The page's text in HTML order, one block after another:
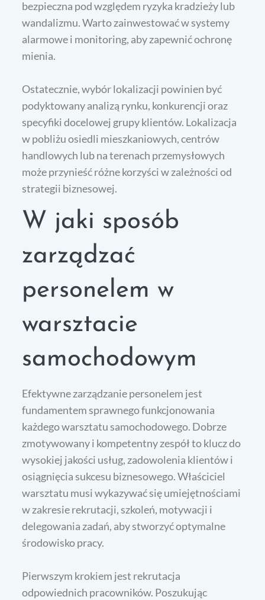
bezpieczna pod względem ryzyka kradzieży lub
wandalizmu. Warto zainwestować w systemy
alarmowe i monitoring, aby zapewnić ochronę
mienia.
Ostatecznie, wybór lokalizacji powinien być
podyktowany analizą rynku, konkurencji oraz
specyfiki docelowej grupy klientów. Lokalizacja
w pobliżu osiedli mieszkaniowych, centrów
handlowych lub na terenach przemysłowych
może przynieść różne korzyści w zależności od
strategii biznesowej.
W jaki sposób
zarządzać
personelem w
warsztacie
samochodowym
Efektywne zarządzanie personelem jest
fundamentem sprawnego funkcjonowania
każdego warsztatu samochodowego. Dobrze
zmotywowany i kompetentny zespół to klucz do
wysokiej jakości usług, zadowolenia klientów i
osiągnięcia sukcesu biznesowego. Właściciel
warsztatu musi wykazywać się umiejętnościami
w zakresie rekrutacji, szkoleń, motywacji i
delegowania zadań, aby stworzyć optymalne
środowisko pracy.
Pierwszym krokiem jest rekrutacja
odpowiednich pracowników. Poszukując